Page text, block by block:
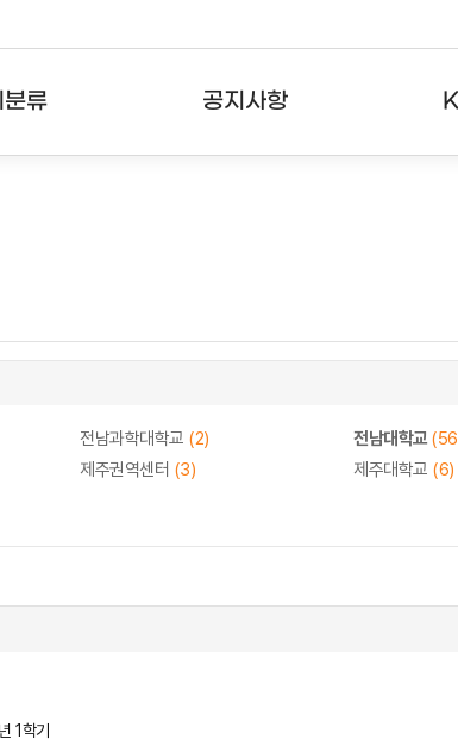
분류 공지사항
전남과학대학교 (2) 전남대학교
제주권역센터 (3) 제주대학교 (6)
1학기